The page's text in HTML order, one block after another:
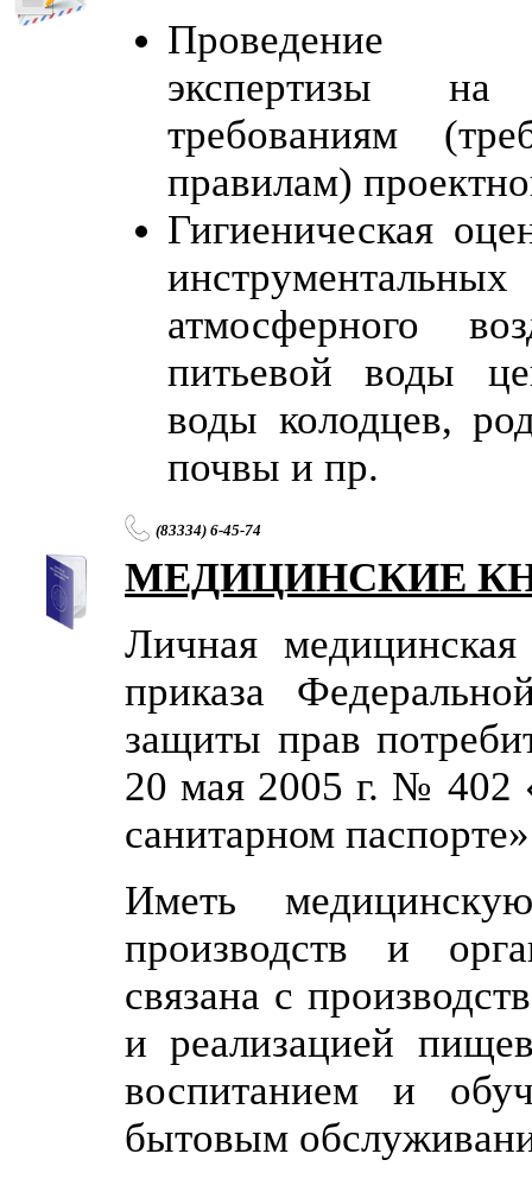
Проведение
экспертизы на
требованиям
правилам)
Гигиеническая
атмосферного
питьевой воды
воды колодцев,
почвы и пр.
(83334) 6-45-74
МЕДИЦИНСКИЕ
Личная
приказа
защиты прав
20 мая 2005 г. № 402
санитарном
Иметь
производств и
связана с
и реализацией
воспитанием и
бытовым